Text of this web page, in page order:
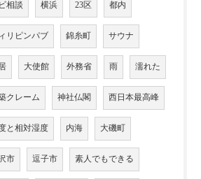
相談 横浜 23区 都内
リピンパブ 錦糸町 サウナ
大使館 外務省 雨 濡れた
クレーム 神社仏閣 西日本最高峰
と相対湿度 内海 大磯町
市 逗子市 素人でもできる